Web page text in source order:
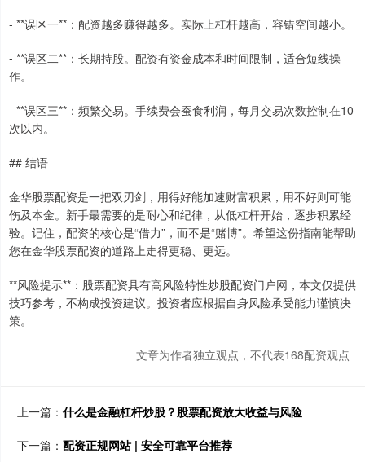
- **误区一**：配资越多赚得越多。实际上杠杆越高，容错空间越小。
- **误区二**：长期持股。配资有资金成本和时间限制，适合短线操
作。
- **误区三**：频繁交易。手续费会蚕食利润，每月交易次数控制在10
次以内。
## 结语
金华股票配资是一把双刃剑，用得好能加速财富积累，用不好则可能
伤及本金。新手最需要的是耐心和纪律，从低杠杆开始，逐步积累经
验。记住，配资的核心是“借力”，而不是“赌博”。希望这份指南能帮助
您在金华股票配资的道路上走得更稳、更远。
**风险提示**：股票配资具有高风险特性炒股配资门户网，本文仅提供
技巧参考，不构成投资建议。投资者应根据自身风险承受能力谨慎决
策。
文章为作者独立观点，不代表168配资观点
上一篇： 什么是金融杠杆炒股？股票配资放大收益与风险
下一篇： 配资正规网站 | 安全可靠平台推荐